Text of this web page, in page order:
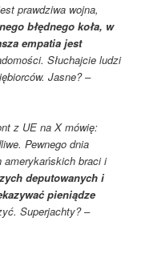
prawdziwa wojna,
błędnego koła, w
empatia jest
Słuchajcie ludzi
Jasne? –
z UE na X mówię:
Pewnego dnia
amerykańskich braci i
deputowanych i
pieniądze
Superjachty? –